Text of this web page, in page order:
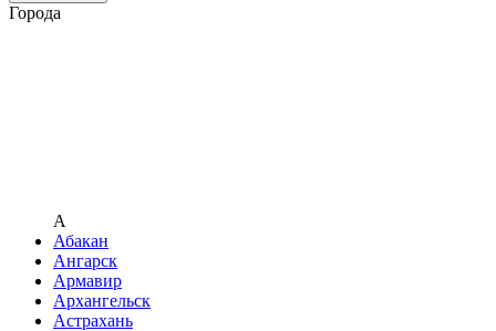
Города
А
Абакан
Ангарск
Армавир
Архангельск
Астрахань